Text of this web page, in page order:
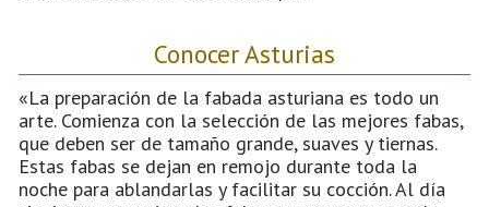
Conocer Asturias
«La preparación de la fabada asturiana es todo un
arte. Comienza con la selección de las mejores fabas,
que deben ser de tamaño grande, suaves y tiernas.
Estas fabas se dejan en remojo durante toda la
noche para ablandarlas y facilitar su cocción. Al día